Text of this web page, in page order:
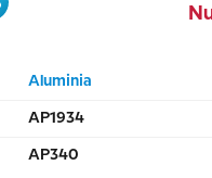
Aluminia
AP1934
AP340